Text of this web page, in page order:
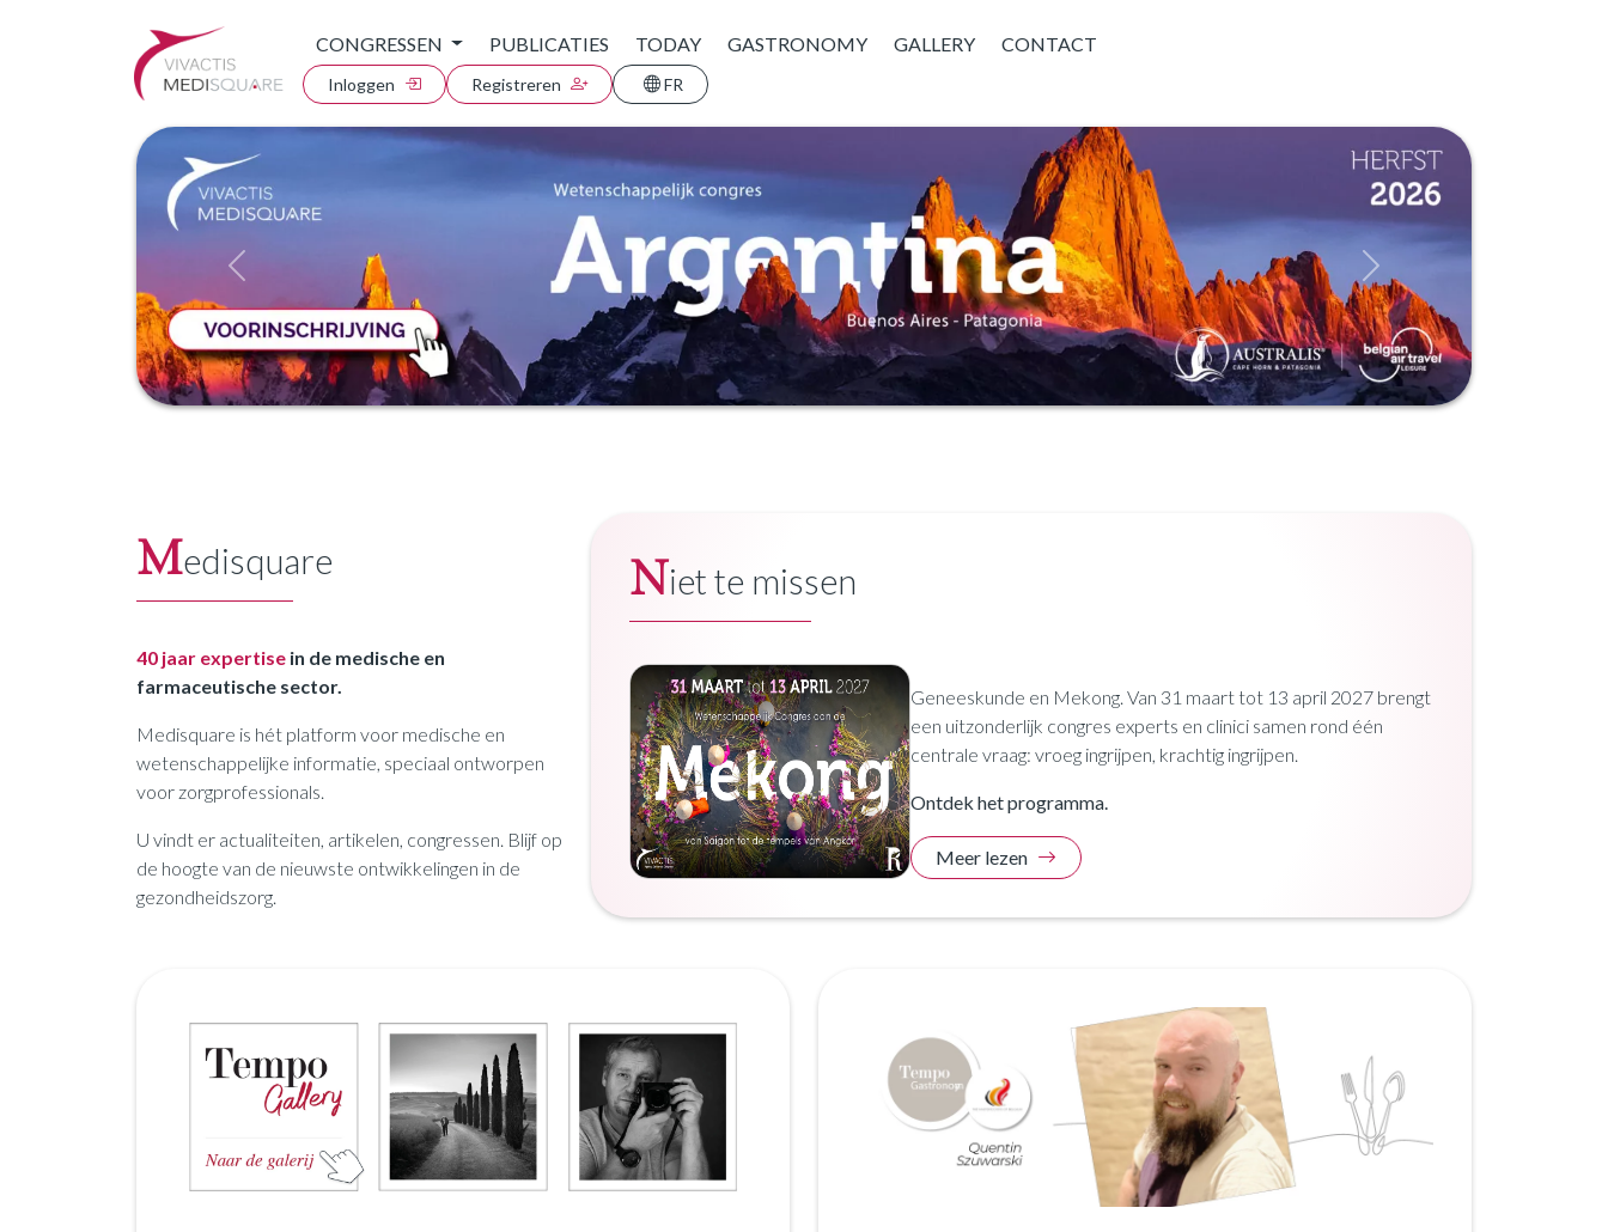
CONGRESSEN PUBLICATIES TODAY GASTRONOMY GALLERY CONTACT
Inloggen Registreren FR
Précédent Suivant
Medisquare
40 jaar expertise in de medische en
farmaceutische sector.
Medisquare is hét platform voor medische en
wetenschappelijke informatie, speciaal ontworpen
voor zorgprofessionals.
U vindt er actualiteiten, artikelen, congressen. Blijf op
de hoogte van de nieuwste ontwikkelingen in de
gezondheidszorg.
Niet te missen
Geneeskunde en Mekong. Van 31 maart tot 13 april 2027 brengt
een uitzonderlijk congres experts en clinici samen rond één
centrale vraag: vroeg ingrijpen, krachtig ingrijpen.
Ontdek het programma.
Meer lezen